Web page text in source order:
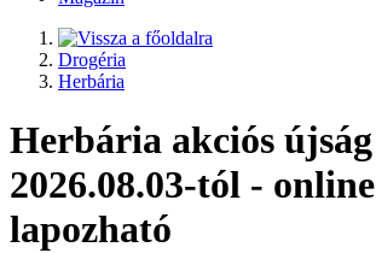
Drogéria
Herbária
Herbária akciós újság
2026.08.03-tól - online
lapozható